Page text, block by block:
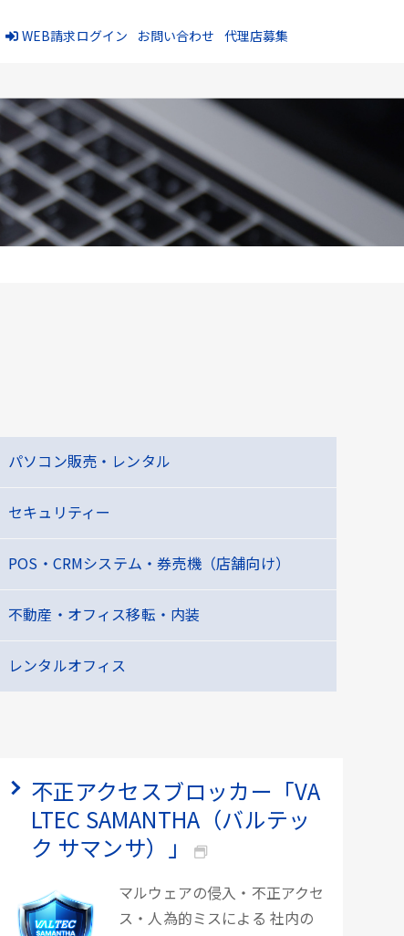
WEB請求ログイン お問い合わせ 代理店募集
パソコン販売・レンタル
セキュリティー
POS・CRMシステム・券売機（店舗向け）
不動産・オフィス移転・内装
レンタルオフィス
不正アクセスブロッカー「VA
LTEC SAMANTHA（バルテッ
ク サマンサ）」
マルウェアの侵入・不正アクセ
ス・人為的ミスによる 社内の